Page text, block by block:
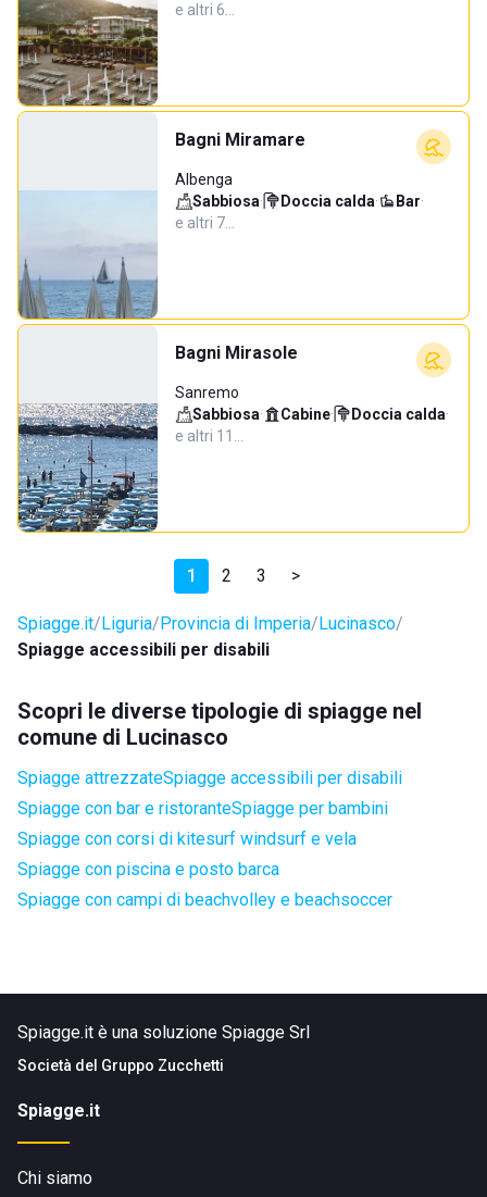
e altri 6…
Bagni Miramare
Albenga
Sabbiosa· Doccia calda· Bar·
e altri 7…
Bagni Mirasole
Sanremo
Sabbiosa· Cabine· Doccia calda·
e altri 11…
1 2 3 >
Spiagge.it Liguria Provincia di Imperia Lucinasco
Spiagge accessibili per disabili
Scopri le diverse tipologie di spiagge nel
comune di Lucinasco
Spiagge attrezzateSpiagge accessibili per disabili
Spiagge con bar e ristoranteSpiagge per bambini
Spiagge con corsi di kitesurf windsurf e vela
Spiagge con piscina e posto barca
Spiagge con campi di beachvolley e beachsoccer
Spiagge.it è una soluzione Spiagge Srl
Società del Gruppo Zucchetti
Spiagge.it
Chi siamo